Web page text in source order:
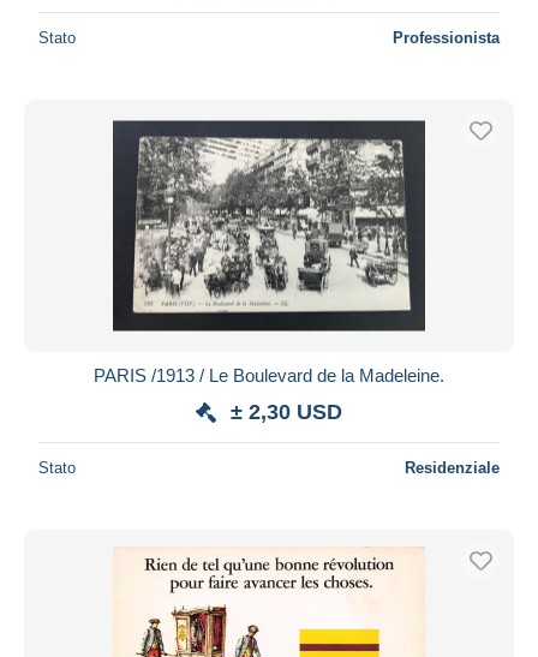
Stato Professionista
PARIS /1913 / Le Boulevard de la Madeleine.
± 2,30 USD
Stato Residenziale